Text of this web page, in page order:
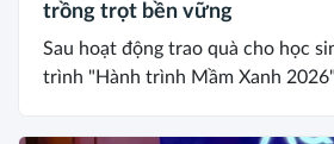
trồng trọt bền vững
Sau hoạt động trao quà cho học
trình "Hành trình Mầm Xanh